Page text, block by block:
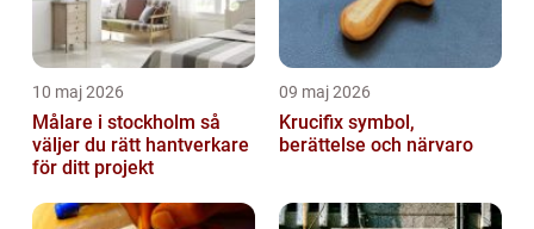
10 maj 2026
Målare i stockholm så
väljer du rätt hantverkare
för ditt projekt
09 maj 2026
Krucifix symbol,
berättelse och närvaro